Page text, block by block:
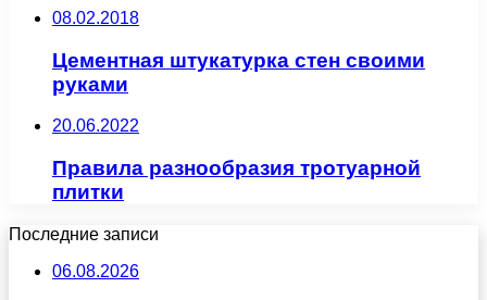
08.02.2018
Цементная штукатурка стен своими
руками
20.06.2022
Правила разнообразия тротуарной
плитки
Последние записи
06.08.2026